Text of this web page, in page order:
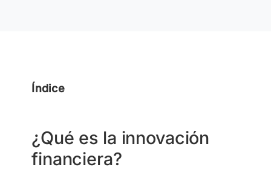
Índice
¿Qué es la innovación
financiera?